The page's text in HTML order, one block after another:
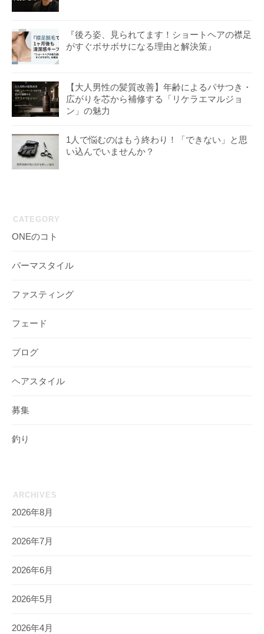
『後ろ姿、見られてます！ショートヘアの襟足
がすぐボサボサになる理由と解決策』
【大人男性の髪質改善】年齢によるパサつき・
広がりを芯から補修する「リケラエマルジョ
ン」の魅力
1人で悩むのはもう終わり！「できない」と思
い込んでいませんか？
CATEGORY
ONEのコト
パーマスタイル
ファスティング
フェード
ブログ
ヘアスタイル
募集
釣り
ARCHIVES
2026年8月
2026年7月
2026年6月
2026年5月
2026年4月